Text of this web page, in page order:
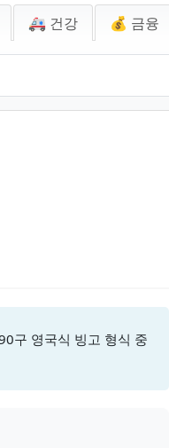
🚑 건강 💰 금융
구 영국식 빙고 형식 중